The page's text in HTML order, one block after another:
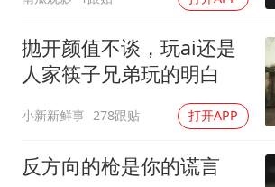
奋进开新局 实
抛开颜值不谈，玩ai还是
人家筷子兄弟玩的明白
小新新鲜事 278跟贴 打开APP
反方向的枪是你的谎言